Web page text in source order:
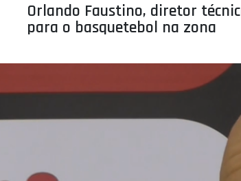
SELEÇÕES
MINIBASQUETE
ÁREA TÉCNICA
PROJETOS
Orlando Faustino, diretor
para o basquetebol na zona